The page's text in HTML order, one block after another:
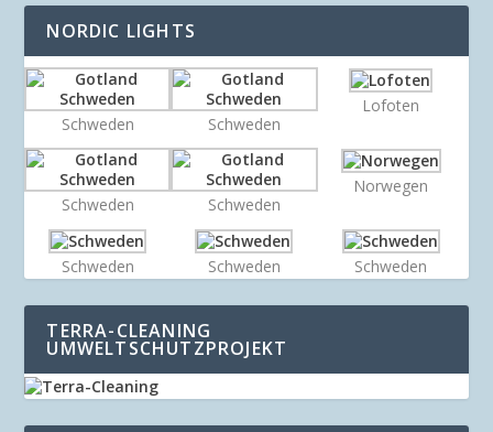
NORDIC LIGHTS
Schweden Schweden
Lofoten
Schweden Schweden
Norwegen
Schweden Schweden Schweden
TERRA-CLEANING
UMWELTSCHUTZPROJEKT